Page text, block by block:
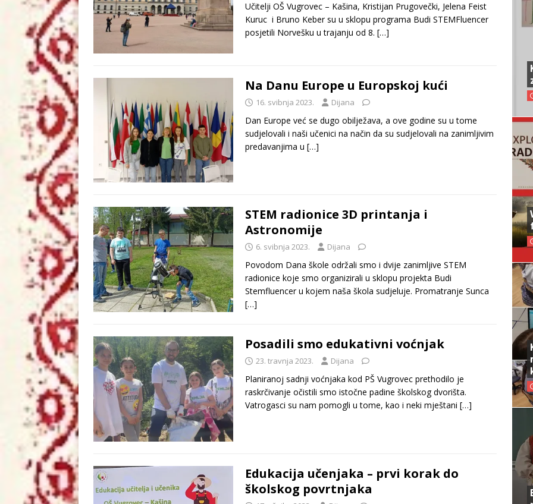
Učitelji OŠ Vugrovec – Kašina, Kristijan Prugovečki, Jelena Feist
Kuruc i Bruno Keber su u sklopu programa Budi STEMFluencer
posjetili Norvešku u trajanju od 8. […]
Na Danu Europe u Europskoj kući
16. svibnja 2023. Dijana
Dan Europe već se dugo obilježava, a ove godine su u tome
sudjelovali i naši učenici na način da su sudjelovali na zanimljivim
predavanjima u […]
STEM radionice 3D printanja i
Astronomije
6. svibnja 2023. Dijana
Povodom Dana škole održali smo i dvije zanimljive STEM
radionice koje smo organizirali u sklopu projekta Budi
Stemfluencer u kojem naša škola sudjeluje. Promatranje Sunca
[…]
Posadili smo edukativni voćnjak
23. travnja 2023. Dijana
Planiranoj sadnji voćnjaka kod PŠ Vugrovec prethodilo je
raskrčivanje očistili smo istočne padine školskog dvorišta.
Vatrogasci su nam pomogli u tome, kao i neki mještani […]
Edukacija učenjaka – prvi korak do
školskog povrtnjaka